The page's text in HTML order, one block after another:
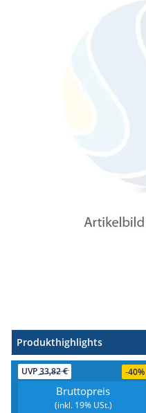
Produkthighlights
UVP33,82 € -40%
Bruttopreis
(inkl. 19% USt.)